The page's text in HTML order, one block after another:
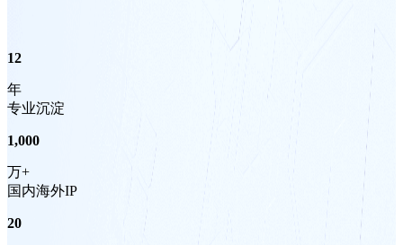
12
年
专业沉淀
1,000
万+
国内海外IP
20